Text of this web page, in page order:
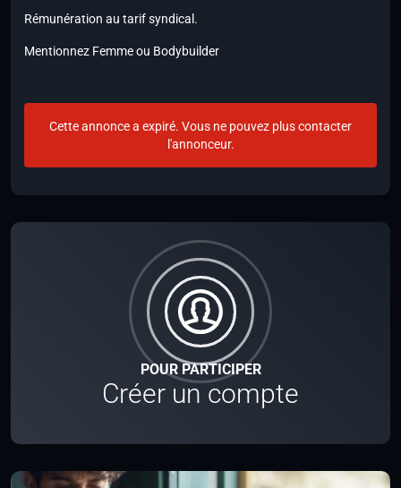
POUR PARTICIPER
Créer un compte
Rémunération au tarif syndical.
Mentionnez Femme ou Bodybuilder
Cette annonce a expiré. Vous ne pouvez plus contacter
l'annonceur.